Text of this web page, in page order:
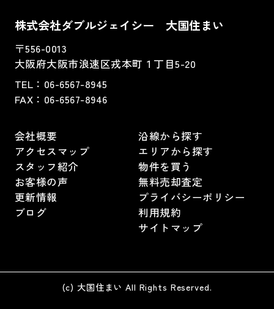
株式会社ダブルジェイシー 大国住まい
〒556-0013
大阪府大阪市浪速区戎本町１丁目5-20
TEL： 06-6567-8945
FAX：06-6567-8946
会社概要
アクセスマップ
スタッフ紹介
お客様の声
更新情報
ブログ
沿線から探す
エリアから探す
物件を買う
無料売却査定
プライバシーポリシー
利用規約
サイトマップ
(c) 大国住まい All Rights Reserved.